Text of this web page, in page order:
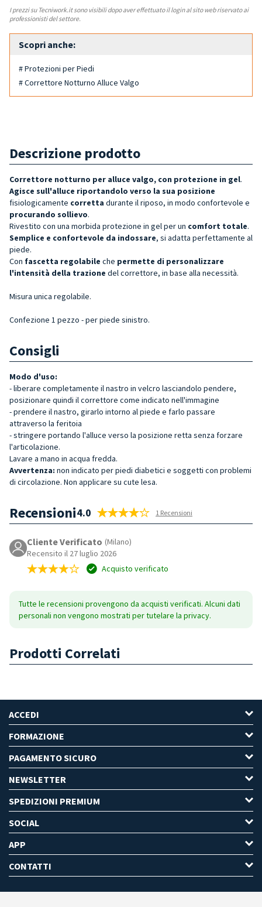
I prezzi su Tecniwork.it sono visibili dopo aver effettuato il login al sito web riservato ai
professionisti del settore.
Scopri anche:
# Protezioni per Piedi
# Correttore Notturno Alluce Valgo
Descrizione prodotto
Correttore notturno per alluce valgo, con protezione in gel.
Agisce sull'alluce riportandolo verso la sua posizione
fisiologicamente corretta durante il riposo, in modo confortevole e
procurando sollievo.
Rivestito con una morbida protezione in gel per un comfort totale.
Semplice e confortevole da indossare, si adatta perfettamente al
piede.
Con fascetta regolabile che permette di personalizzare
l'intensità della trazione del correttore, in base alla necessità.
Misura unica regolabile.
Confezione 1 pezzo -per piede sinistro.
Consigli
Modo d'uso:
- liberare completamente il nastro in velcro lasciandolo pendere,
posizionare quindi il correttore come indicato nell'immagine
- prendere il nastro, girarlo intorno al piede e farlo passare
attraverso la feritoia
- stringere portando l'alluce verso la posizione retta senza forzare
l'articolazione.
Lavare a mano in acqua fredda.
Avvertenza: non indicato per piedi diabetici e soggetti con problemi
di circolazione. Non applicare su cute lesa.
Recensioni4.0 1 Recensioni
Cliente Verificato (Milano)
Recensito il 27 luglio 2026
Acquisto verificato
Tutte le recensioni provengono da acquisti verificati. Alcuni dati
personali non vengono mostrati per tutelare la privacy.
Prodotti Correlati
ACCEDI
FORMAZIONE
PAGAMENTO SICURO
NEWSLETTER
SPEDIZIONI PREMIUM
SOCIAL
APP
CONTATTI